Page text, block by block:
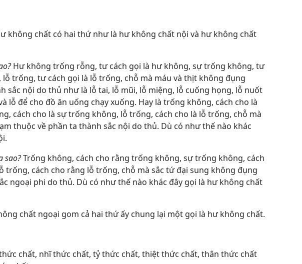
không chất có hai thứ như là hư không chất nội và hư không chất
Hư không trống rỗng, tư cách gọi là hư không, sự trống không, tư
trống, tư cách gọi là lỗ trống, chỗ mà máu và thịt không đụng
sắc nội do thủ như là lỗ tai, lỗ mũi, lỗ miệng, lỗ cuống họng, lỗ nuốt
lỗ để cho đồ ăn uống chạy xuống. Hay là trống không, cách cho là
cách cho là sự trống không, lỗ trống, cách cho là lỗ trống, chỗ mà
thuộc về phần ta thành sắc nội do thủ. Dù có như thế nào khác
sao?Trống không, cách cho rằng trống không, sự trống không, cách
trống, cách cho rằng lỗ trống, chỗ mà sắc tứ đại sung không đụng
ngoại phi do thủ. Dù có như thế nào khác đây gọi là hư không chất
chất ngoại gom cả hai thứ ấy chung lại một gọi là hư không chất.
chất, nhĩ thức chất, tỷ thức chất, thiệt thức chất, thân thức chất